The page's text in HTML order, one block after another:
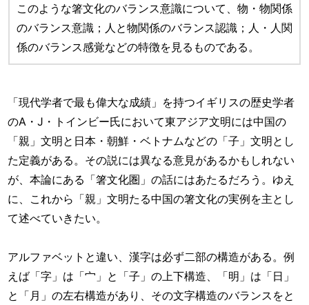
このような箸文化のバランス意識について、物・物関係
のバランス意識；人と物関係のバランス認識；人・人関
係のバランス感覚などの特徴を見るものである。
「現代学者で最も偉大な成績」を持つイギリスの歴史学者
のA・J・トインビー氏において東アジア文明には中国の
「親」文明と日本・朝鮮・ベトナムなどの「子」文明とし
た定義がある。その説には異なる意見があるかもしれない
が、本論にある「箸文化圏」の話にはあたるだろう。ゆえ
に、これから「親」文明たる中国の箸文化の実例を主とし
て述べていきたい。
アルファベットと違い、漢字は必ず二部の構造がある。例
えば「字」は「宀」と「子」の上下構造、「明」は「日」
と「月」の左右構造があり、その文字構造のバランスをと